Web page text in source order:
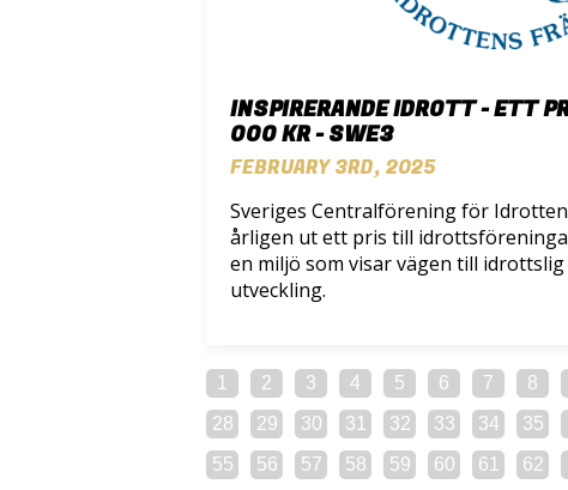
INSPIRERANDE IDROTT - ETT
000 KR - SWE3
FEBRUARY 3RD, 2025
Sveriges Centralförening för
årligen ut ett pris till
en miljö som visar vägen till
utveckling.
1 2 3 4 5 6 7 8
28
29 30 31 32 33 34 35
55
56 57 58 59 60 61 62